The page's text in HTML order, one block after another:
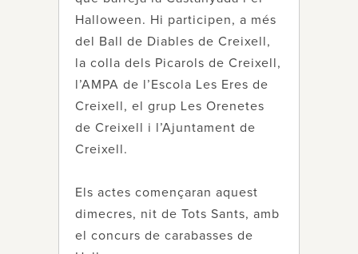
Halloween. Hi participen, a més
del Ball de Diables de Creixell,
la colla dels Picarols de Creixell,
l’AMPA de l’Escola Les Eres de
Creixell, el grup Les Orenetes
de Creixell i l’Ajuntament de
Creixell.
Els actes començaran aquest
dimecres, nit de Tots Sants, amb
el concurs de carabasses de